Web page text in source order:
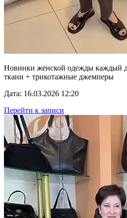
Новинки женской одежды каждый
ткани + трикотажные джемперы
Дата: 16.03.2026 12:20
Перейти к записи